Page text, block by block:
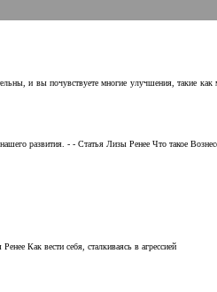
и вы почувствуете многие улучшения, такие как
развития. - - Статья Лизы Ренее Что такое
Как вести себя, сталкиваясь в агрессией